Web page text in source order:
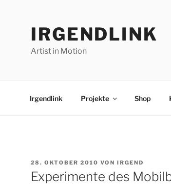
IRGENDLINK
Artist in Motion
Irgendlink Projekte Shop
VERÖFFENTLICHT
AM
28. OKTOBER 2010 VON IRGEND
Experimente des